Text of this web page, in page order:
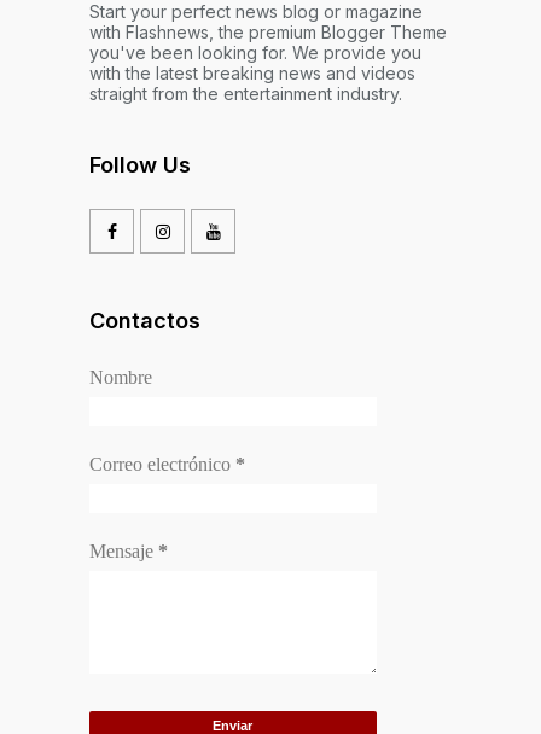
Start your perfect news blog or magazine
with Flashnews, the premium Blogger Theme
you've been looking for. We provide you
with the latest breaking news and videos
straight from the entertainment industry.
Follow Us
Contactos
Nombre
Correo electrónico *
Mensaje *